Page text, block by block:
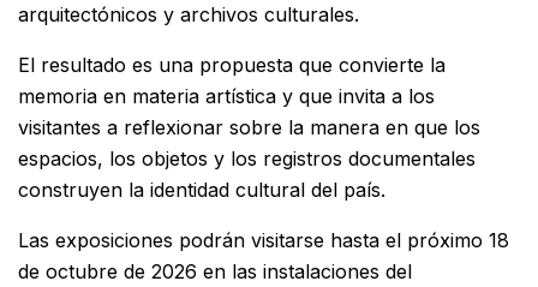
arquitectónicos y archivos culturales.
El resultado es una propuesta que convierte la
memoria en materia artística y que invita a los
visitantes a reflexionar sobre la manera en que los
espacios, los objetos y los registros documentales
construyen la identidad cultural del país.
Las exposiciones podrán visitarse hasta el próximo 18
de octubre de 2026 en las instalaciones del